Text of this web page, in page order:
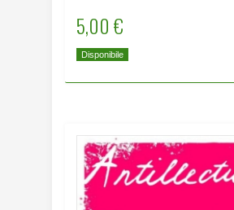
5,00 €
Disponibile